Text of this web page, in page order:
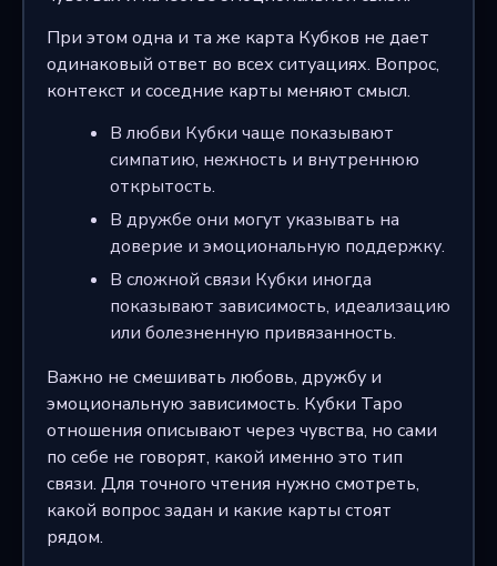
При этом одна и та же карта Кубков не дает
одинаковый ответ во всех ситуациях. Вопрос,
контекст и соседние карты меняют смысл.
В любви Кубки чаще показывают
симпатию, нежность и внутреннюю
открытость.
В дружбе они могут указывать на
доверие и эмоциональную поддержку.
В сложной связи Кубки иногда
показывают зависимость, идеализацию
или болезненную привязанность.
Важно не смешивать любовь, дружбу и
эмоциональную зависимость. Кубки Таро
отношения описывают через чувства, но сами
по себе не говорят, какой именно это тип
связи. Для точного чтения нужно смотреть,
какой вопрос задан и какие карты стоят
рядом.